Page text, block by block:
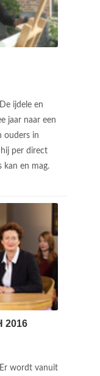
De ijdele en
jaar naar een
ouders in
per direct
kan en mag.
2016
Er wordt vanuit